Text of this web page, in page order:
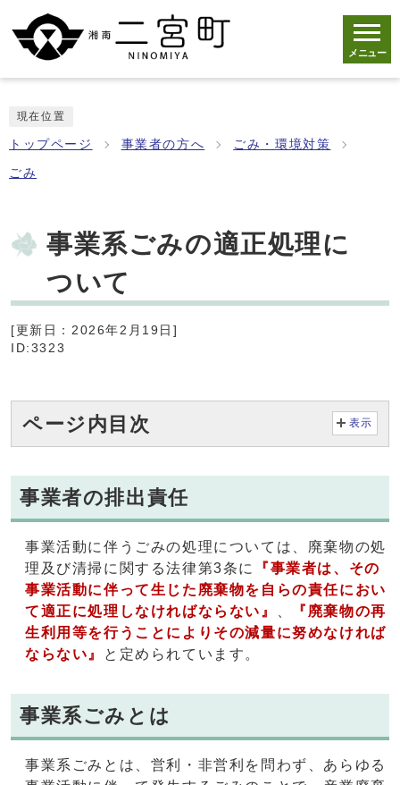
メニュー
現在位置
トップページ 事業者の方へ ごみ・環境対策
ごみ
事業系ごみの適正処理に
ついて
[更新日：2026年2月19日]
ID:3323
ページ内目次 表示
事業者の排出責任
事業活動に伴うごみの処理については、廃棄物の処
理及び清掃に関する法律第3条に
『事業者は、その
事業活動に伴って生じた廃棄物を自らの責任におい
て適正に処理しなければならない』
、
『廃棄物の再
生利用等を行うことによりその減量に努めなければ
ならない』
と定められています。
事業系ごみとは
事業系ごみとは、営利・非営利を問わず、あらゆる